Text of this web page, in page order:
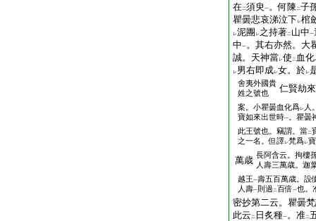
在二須臾 一。何陳 二子
瞿曇悲哀涕泣下レ棺
レ泥團 レ之持著二 山中一
中一。其右亦然。大
誠。天神當レ使 二 血
レ男右即成レ女。於レ
舍夷外國貴
姓之號也
仁賢劫
案。小瞿曇血化爲レ 人
寶如來出世時一 。瞿曇
此王號也。竊謂。當二
之一名。但譯レ梵爲レ
萬歳 長阿含云。拘樓
人壽三萬歳。迦
越王一壽五百萬歳。設
人壽一則過 二百倍一也。
密抄第二云。瞿曇
此云 二 日炙種一。准二